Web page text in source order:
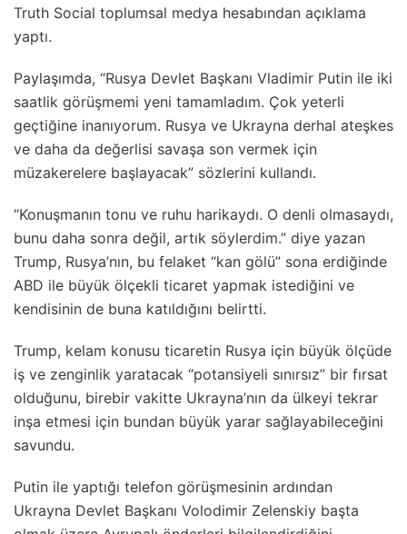
Truth Social toplumsal medya hesabından açıklama
yaptı.
Paylaşımda, “Rusya Devlet Başkanı Vladimir Putin ile iki
saatlik görüşmemi yeni tamamladım. Çok yeterli
geçtiğine inanıyorum. Rusya ve Ukrayna derhal ateşkes
ve daha da değerlisi savaşa son vermek için
müzakerelere başlayacak” sözlerini kullandı.
“Konuşmanın tonu ve ruhu harikaydı. O denli olmasaydı,
bunu daha sonra değil, artık söylerdim.” diye yazan
Trump, Rusya’nın, bu felaket “kan gölü” sona erdiğinde
ABD ile büyük ölçekli ticaret yapmak istediğini ve
kendisinin de buna katıldığını belirtti.
Trump, kelam konusu ticaretin Rusya için büyük ölçüde
iş ve zenginlik yaratacak “potansiyeli sınırsız” bir fırsat
olduğunu, birebir vakitte Ukrayna’nın da ülkeyi tekrar
inşa etmesi için bundan büyük yarar sağlayabileceğini
savundu.
Putin ile yaptığı telefon görüşmesinin ardından
Ukrayna Devlet Başkanı Volodimir Zelenskiy başta